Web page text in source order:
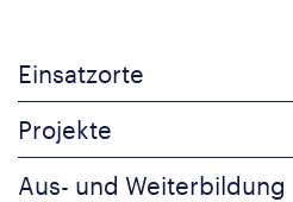
Einsatzorte
Projekte
Aus- und Weiterbildung